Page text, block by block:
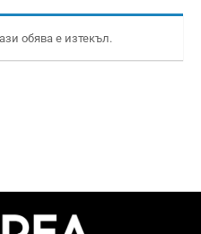
обява е изтекъл.